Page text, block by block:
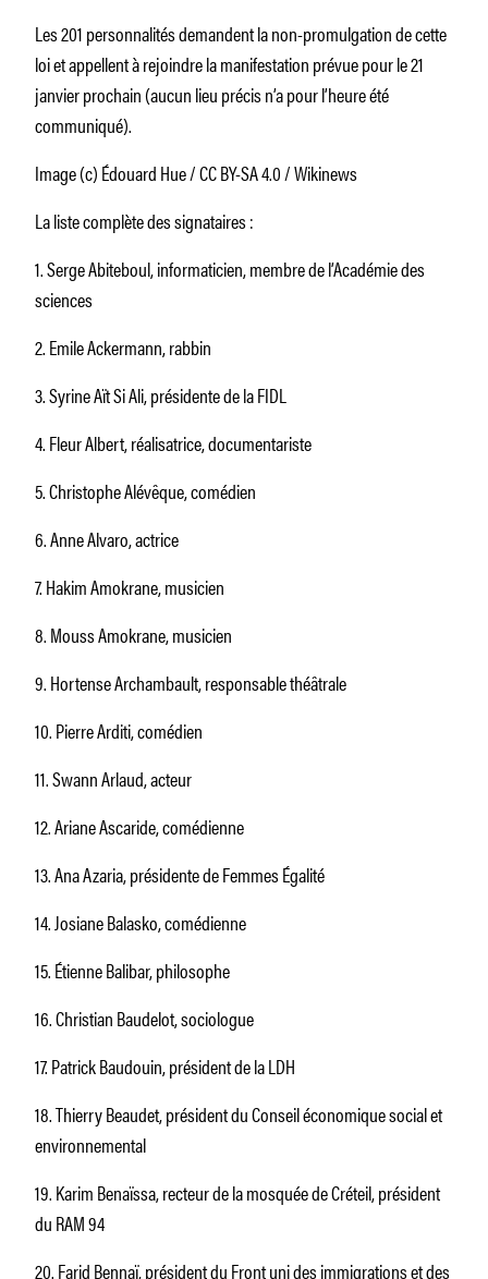
Les 201 personnalités demandent la non-promulgation de cette
loi et appellent à rejoindre la manifestation prévue pour le 21
janvier prochain (aucun lieu précis n’a pour l’heure été
communiqué).
Image (c) Édouard Hue / CC BY-SA 4.0 / Wikinews
La liste complète des signataires :
1. Serge Abiteboul, informaticien, membre de l’Académie des
sciences
2. Emile Ackermann, rabbin
3. Syrine Aït Si Ali, présidente de la FIDL
4. Fleur Albert, réalisatrice, documentariste
5. Christophe Alévêque, comédien
6. Anne Alvaro, actrice
7. Hakim Amokrane, musicien
8. Mouss Amokrane, musicien
9. Hortense Archambault, responsable théâtrale
10. Pierre Arditi, comédien
11. Swann Arlaud, acteur
12. Ariane Ascaride, comédienne
13. Ana Azaria, présidente de Femmes Égalité
14. Josiane Balasko, comédienne
15. Étienne Balibar, philosophe
16. Christian Baudelot, sociologue
17. Patrick Baudouin, président de la LDH
18. Thierry Beaudet, président du Conseil économique social et
environnemental
19. Karim Benaïssa, recteur de la mosquée de Créteil, président
du RAM 94
20. Farid Bennaï, président du Front uni des immigrations et des